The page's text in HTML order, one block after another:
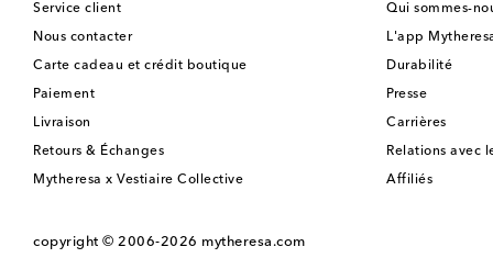
Service client
Nous contacter
Carte cadeau et crédit boutique
Paiement
Livraison
Retours & Échanges
Mytheresa x Vestiaire Collective
Qui sommes-
L'app
Durabilité
Presse
Carrières
Relations avec
Affiliés
copyright © 2006-2026 mytheresa.com